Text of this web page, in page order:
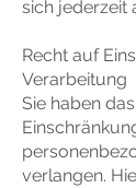
sich jederzeit
Recht auf
Verarbeitung
Sie haben
verlangen.